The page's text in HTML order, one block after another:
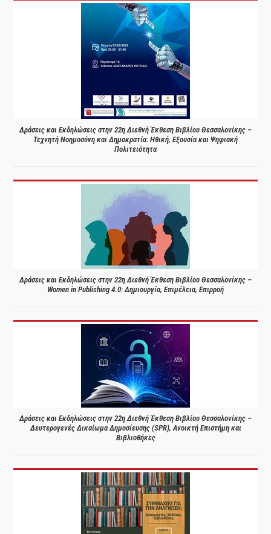
Δράσεις και Εκδηλώσεις στην 22η Διεθνή Έκθεση Βιβλίου Θεσσαλονίκης –
Τεχνητή Νοημοσύνη και Δημοκρατία: Ηθική, Εξουσία και Ψηφιακή
Πολιτειότητα
Δράσεις και Εκδηλώσεις στην 22η Διεθνή Έκθεση Βιβλίου Θεσσαλονίκης –
Women in Publishing 4.0: Δημιουργία, Επιμέλεια, Επιρροή
Δράσεις και Εκδηλώσεις στην 22η Διεθνή Έκθεση Βιβλίου Θεσσαλονίκης –
Δευτερογενές Δικαίωμα Δημοσίευσης (SPR), Ανοικτή Επιστήμη και
Βιβλιοθήκες